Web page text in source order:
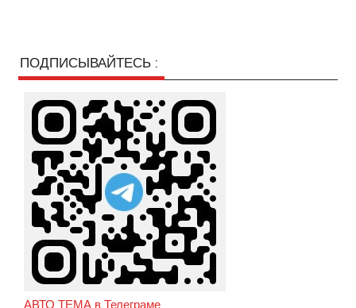
ПОДПИСЫВАЙТЕСЬ :
АВТО ТЕМА в Телеграме